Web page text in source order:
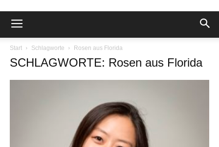
Start Schlagworte Rosen aus Florida
SCHLAGWORTE: Rosen aus Florida